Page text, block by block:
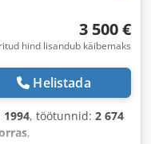
3 500 €
hind lisandub käibemaks
Helistada
1994, töötunnid: 2 674
,